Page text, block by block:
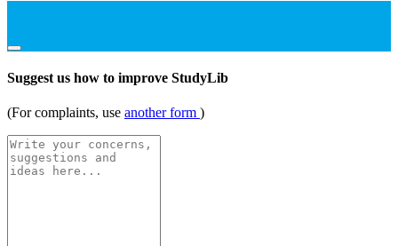
Suggest us how to improve StudyLib
(For complaints, use another form )